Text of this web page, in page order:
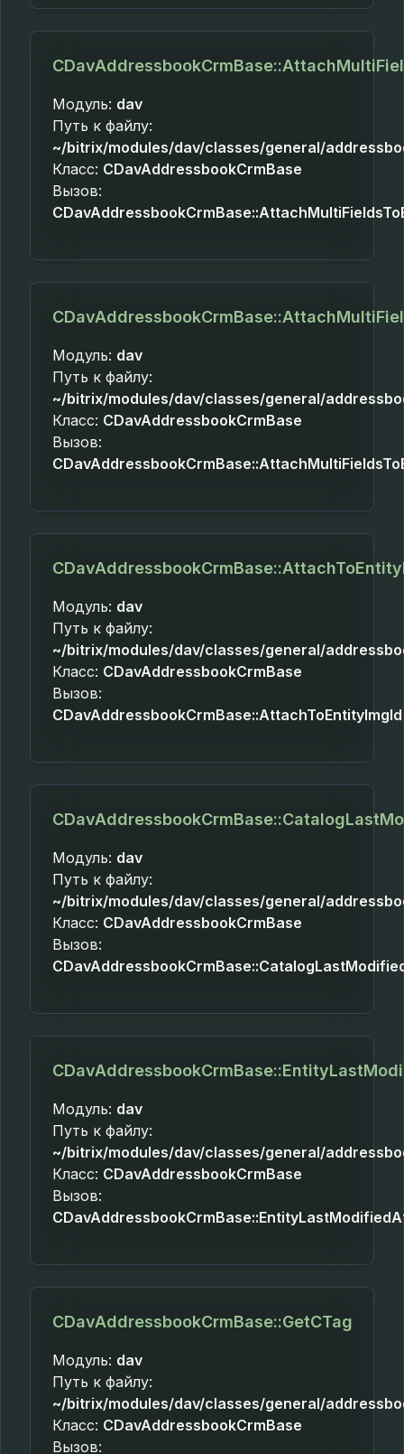
Модуль: dav
Путь к файлу:
~/bitrix/modules/dav/classes/general/
Класс: CDavAddressbookCrmBase
Вызов:
Модуль: dav
Путь к файлу:
~/bitrix/modules/dav/classes/general/
Класс: CDavAddressbookCrmBase
Вызов:
Модуль: dav
Путь к файлу:
~/bitrix/modules/dav/classes/general/
Класс: CDavAddressbookCrmBase
Вызов:
CDavAddressbookCrmBase::AttachToEntityImgId
Модуль: dav
Путь к файлу:
~/bitrix/modules/dav/classes/general/
Класс: CDavAddressbookCrmBase
Вызов:
Модуль: dav
Путь к файлу:
~/bitrix/modules/dav/classes/general/
Класс: CDavAddressbookCrmBase
Вызов:
CDavAddressbookCrmBase::GetCTag
Модуль: dav
Путь к файлу:
~/bitrix/modules/dav/classes/general/
Класс: CDavAddressbookCrmBase
Вызов: